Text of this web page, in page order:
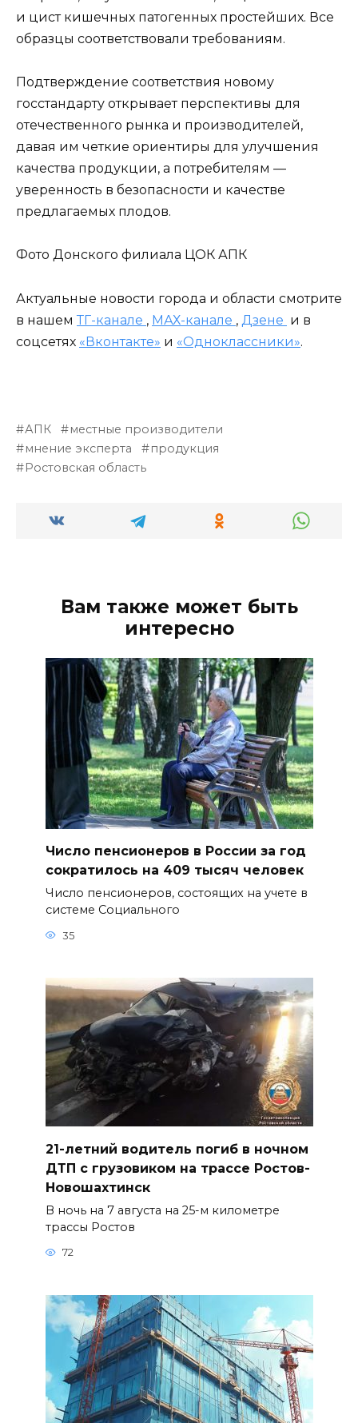
и цист кишечных патогенных простейших. Все
образцы соответствовали требованиям.
Подтверждение соответствия новому
госстандарту открывает перспективы для
отечественного рынка и производителей,
давая им четкие ориентиры для улучшения
качества продукции, а потребителям —
уверенность в безопасности и качестве
предлагаемых плодов.
Фото Донского филиала ЦОК АПК
Актуальные новости города и области смотрите
в нашем ТГ-канале , МАХ-канале , Дзене и в
соцсетях «Вконтакте» и «Одноклассники».
АПК
местные производители
мнение эксперта
продукция
Ростовская область
Вам также может быть
интересно
Число пенсионеров в России за год
сократилось на 409 тысяч человек
Число пенсионеров, состоящих на учете в
системе Социального
35
21-летний водитель погиб в ночном
ДТП с грузовиком на трассе Ростов-
Новошахтинск
В ночь на 7 августа на 25-м километре
трассы Ростов
72